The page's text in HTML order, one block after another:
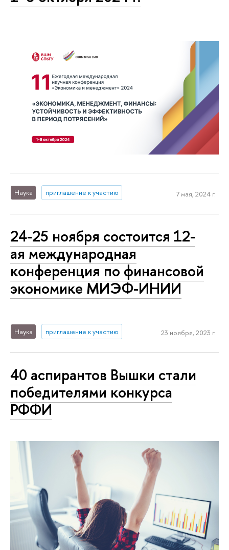
Наука приглашение к участию 7 мая, 2024 г.
24-25 ноября состоится 12-
ая международная
конференция по финансовой
экономике МИЭФ-ИНИИ
Наука приглашение к участию 23 ноября, 2023 г.
40 аспирантов Вышки стали
победителями конкурса
РФФИ